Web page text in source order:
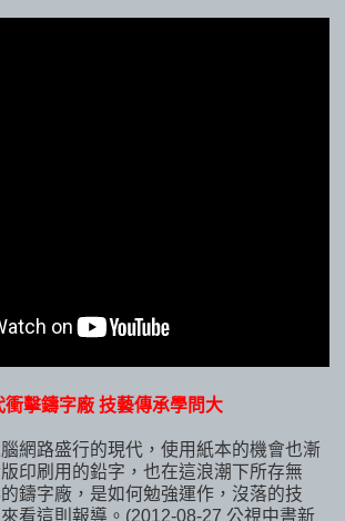
衝擊鑄字廠 技藝傳承學問大
網路盛行的現代，使用紙本的機會也漸
印刷用的鉛字，也在這浪潮下所存無
鑄字廠，是如何勉強運作，沒落的技
看這則報導。(2012-08-27 公視中晝新